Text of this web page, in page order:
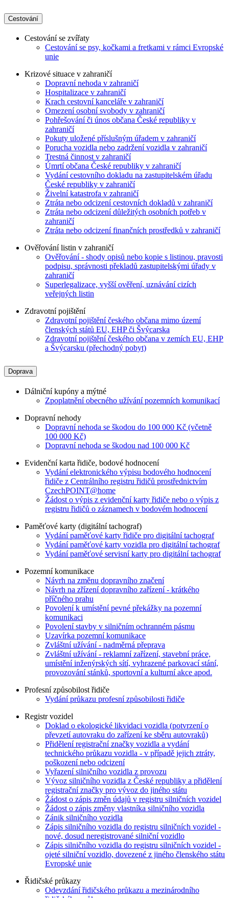
Cestování
Cestování se zvířaty
Cestování se psy, kočkami a fretkami v rámci Evropské
unie
Krizové situace v zahraničí
Dopravní nehoda v zahraničí
Hospitalizace v zahraničí
Krach cestovní kanceláře v zahraničí
Omezení osobní svobody v zahraničí
Pohřešování či únos občana České republiky v
zahraničí
Pokuty uložené příslušným úřadem v zahraničí
Porucha vozidla nebo zadržení vozidla v zahraničí
Trestná činnost v zahraničí
Úmrtí občana České republiky v zahraničí
Vydání cestovního dokladu na zastupitelském úřadu
České republiky v zahraničí
Živelní katastrofa v zahraničí
Ztráta nebo odcizení cestovních dokladů v zahraničí
Ztráta nebo odcizení důležitých osobních potřeb v
zahraničí
Ztráta nebo odcizení finančních prostředků v zahraničí
Ověřování listin v zahraničí
Ověřování - shody opisů nebo kopie s listinou, pravosti
podpisu, správnosti překladů zastupitelskými úřady v
zahraničí
Superlegalizace, vyšší ověření, uznávání cizích
veřejných listin
Zdravotní pojištění
Zdravotní pojištění českého občana mimo území
členských států EU, EHP či Švýcarska
Zdravotní pojištění českého občana v zemích EU, EHP
a Švýcarsku (přechodný pobyt)
Doprava
Dálniční kupóny a mýtné
Zpoplatnění obecného užívání pozemních komunikací
Dopravní nehody
Dopravní nehoda se škodou do 100 000 Kč (včetně
100 000 Kč)
Dopravní nehoda se škodou nad 100 000 Kč
Evidenční karta řidiče, bodové hodnocení
Vydání elektronického výpisu bodového hodnocení
řidiče z Centrálního registru řidičů prostřednictvím
CzechPOINT@home
Žádost o výpis z evidenční karty řidiče nebo o výpis z
registru řidičů o záznamech v bodovém hodnocení
Paměťové karty (digitální tachograf)
Vydání paměťové karty řidiče pro digitální tachograf
Vydání paměťové karty vozidla pro digitální tachograf
Vydání paměťové servisní karty pro digitální tachograf
Pozemní komunikace
Návrh na změnu dopravního značení
Návrh na zřízení dopravního zařízení - krátkého
příčného prahu
Povolení k umístění pevné překážky na pozemní
komunikaci
Povolení stavby v silničním ochranném pásmu
Uzavírka pozemní komunikace
Zvláštní užívání - nadměrná přeprava
Zvláštní užívání - reklamní zařízení, stavební práce,
umístění inženýrských sítí, vyhrazené parkovací stání,
provozování stánků, sportovní a kulturní akce apod.
Profesní způsobilost řidiče
Vydání průkazu profesní způsobilosti řidiče
Registr vozidel
Doklad o ekologické likvidaci vozidla (potvrzení o
převzetí autovraku do zařízení ke sběru autovraků)
Přidělení registrační značky vozidla a vydání
technického průkazu vozidla - v případě jejich ztráty,
poškození nebo odcizení
Vyřazení silničního vozidla z provozu
Vývoz silničního vozidla z České republiky a přidělení
registrační značky pro vývoz do jiného státu
Žádost o zápis změn údajů v registru silničních vozidel
Žádost o zápis změny vlastníka silničního vozidla
Zánik silničního vozidla
Zápis silničního vozidla do registru silničních vozidel -
nové, dosud neregistrované silniční vozidlo
Zápis silničního vozidla do registru silničních vozidel -
ojeté silniční vozidlo, dovezené z jiného členského státu
Evropské unie
Řidičské průkazy
Odevzdání řidičského průkazu a mezinárodního